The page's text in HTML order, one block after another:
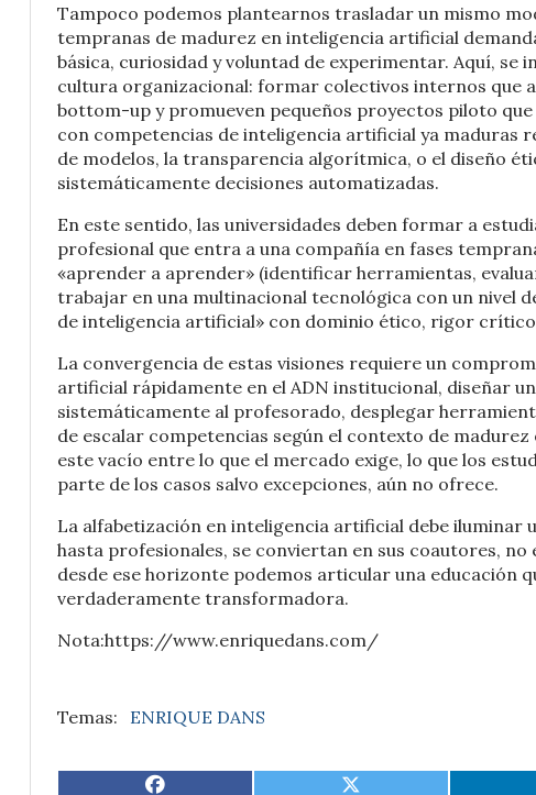
Tampoco podemos plantearnos trasladar un mismo
tempranas de madurez en inteligencia artificial
básica, curiosidad y voluntad de experimentar. Aquí,
cultura organizacional: formar colectivos internos que
bottom-up y promueven pequeños proyectos piloto
con competencias de inteligencia artificial ya maduras
de modelos, la transparencia algorítmica, o el diseño
sistemáticamente decisiones automatizadas.
En este sentido, las universidades deben formar a
profesional que entra a una compañía en fases
«aprender a aprender» (identificar herramientas,
trabajar en una multinacional tecnológica con un nivel
de inteligencia artificial» con dominio ético, rigor
La convergencia de estas visiones requiere un
artificial rápidamente en el ADN institucional, diseñar
sistemáticamente al profesorado, desplegar
de escalar competencias según el contexto de
este vacío entre lo que el mercado exige, lo que los
parte de los casos salvo excepciones, aún no ofrece.
La alfabetización en inteligencia artificial debe iluminar
hasta profesionales, se conviertan en sus coautores,
desde ese horizonte podemos articular una educación
verdaderamente transformadora.
Nota:https://www.enriquedans.com/
ENRIQUE DANS